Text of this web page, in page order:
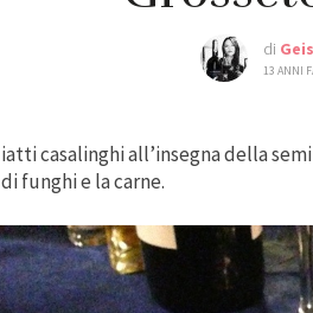
di
13 ANNI
iatti casalinghi all’insegna della
di funghi e la carne.